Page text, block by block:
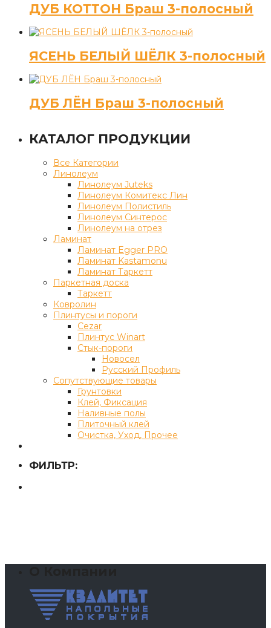
ДУБ КОТТОН Браш 3-полосный
ЯСЕНЬ БЕЛЫЙ ШЁЛК 3-полосный
ДУБ ЛЁН Браш 3-полосный
КАТАЛОГ ПРОДУКЦИИ
Все Категории
Линолеум
Линолеум Juteks
Линолеум Комитекс Лин
Линолеум Полистиль
Линолеум Синтерос
Линолеум на отрез
Ламинат
Ламинат Egger PRO
Ламинат Kastamonu
Ламинат Таркетт
Паркетная доска
Таркетт
Ковролин
Плинтусы и пороги
Cezar
Плинтус Winart
Стык-пороги
Новосел
Русский Профиль
Сопутствующие товары
Грунтовки
Клей, Фиксация
Наливные полы
Плиточный клей
Очистка, Уход, Прочее
ФИЛЬТР: